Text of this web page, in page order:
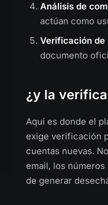
Análisis de
actúan como
Verificación de
documento
¿y la
Aquí es donde el
exige verificación
cuentas nuevas.
email, los
de generar